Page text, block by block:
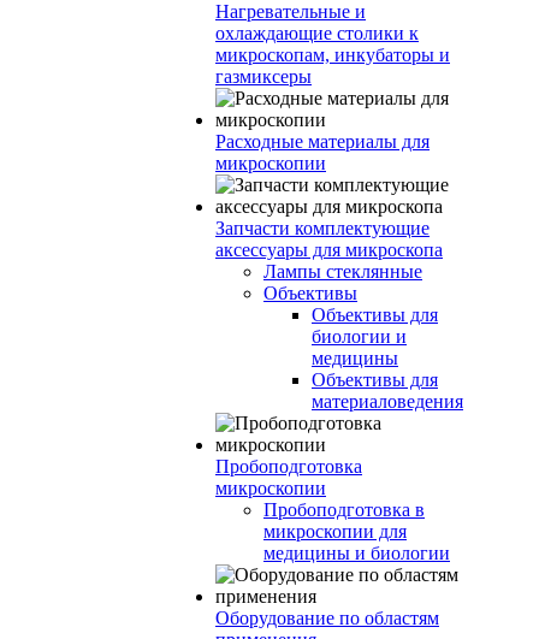
Нагревательные и
охлаждающие столики к
микроскопам, инкубаторы и
газмиксеры
Расходные материалы для
микроскопии
Запчасти комплектующие
аксессуары для микроскопа
Лампы стеклянные
Объективы
Объективы для
биологии и
медицины
Объективы для
материаловедения
Пробоподготовка
микроскопии
Пробоподготовка в
микроскопии для
медицины и биологии
Оборудование по областям